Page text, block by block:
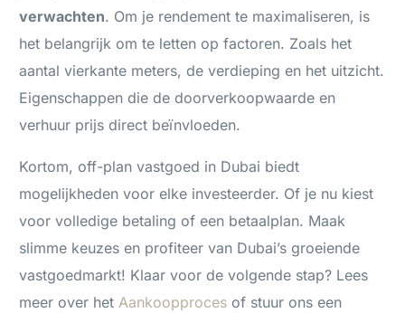
verwachten. Om je rendement te maximaliseren, is
het belangrijk om te letten op factoren. Zoals het
aantal vierkante meters, de verdieping en het uitzicht.
Eigenschappen die de doorverkoopwaarde en
verhuur prijs direct beïnvloeden.
Kortom, off-plan vastgoed in Dubai biedt
mogelijkheden voor elke investeerder. Of je nu kiest
voor volledige betaling of een betaalplan. Maak
slimme keuzes en profiteer van Dubai’s groeiende
vastgoedmarkt! Klaar voor de volgende stap? Lees
meer over hetAankoopproces of stuur ons een